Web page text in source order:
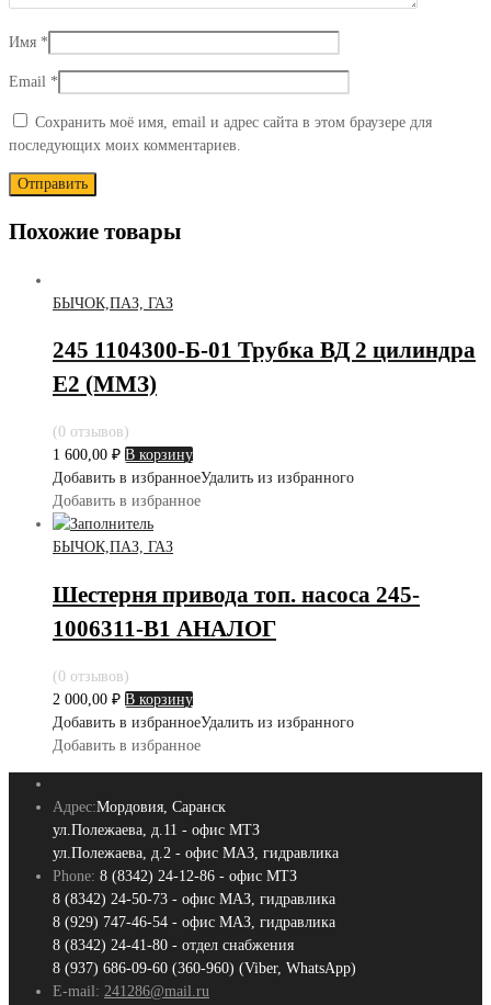
Имя *
Email *
Сохранить моё имя, email и адрес сайта в этом браузере для
последующих моих комментариев.
Похожие товары
БЫЧОК,ПАЗ, ГАЗ
245 1104300-Б-01 Трубка ВД 2 цилиндра
Е2 (ММЗ)
(0 отзывов)
1 600,00 ₽ В корзину
Добавить в избранноеУдалить из избранного
Добавить в избранное
БЫЧОК,ПАЗ, ГАЗ
Шестерня привода топ. насоса 245-
1006311-В1 АНАЛОГ
(0 отзывов)
2 000,00 ₽ В корзину
Добавить в избранноеУдалить из избранного
Добавить в избранное
Адрес:Мордовия, Саранск
ул.Полежаева, д.11 - офис МТЗ
ул.Полежаева, д.2 - офис МАЗ, гидравлика
Phone: 8 (8342) 24-12-86 - офис МТЗ
8 (8342) 24-50-73 - офис МАЗ, гидравлика
8 (929) 747-46-54 - офис МАЗ, гидравлика
8 (8342) 24-41-80 - отдел снабжения
8 (937) 686-09-60 (360-960) (Viber, WhatsApp)
E-mail: 241286@mail.ru